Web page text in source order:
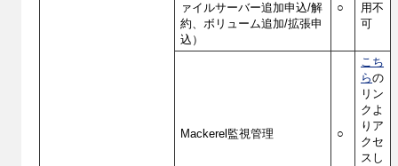
ァイルサーバー追加申込/解
約、ボリューム追加/拡張申
込）
○
用不
可
Mackerel監視管理 ○
こち
らの
リン
クよ
りア
クセ
スし